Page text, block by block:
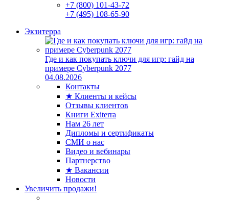
+7 (800) 101-43-72
+7 (495) 108-65-90
Экзитерра
Где и как покупать ключи для игр: гайд на
примере Cyberpunk 2077
04.08.2026
Контакты
★ Клиенты и кейсы
Отзывы клиентов
Книги Exiterra
Нам 26 лет
Дипломы и сертификаты
СМИ о нас
Видео и вебинары
Партнерство
★ Вакансии
Новости
Увеличить продажи!